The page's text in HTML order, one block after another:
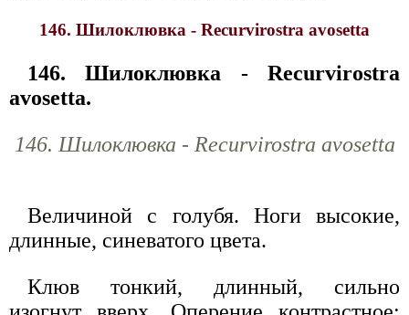
146. Шилоклювка - Recurvirostra avosetta
146. Шилоклювка - Recurvirostra
avosetta.
146. Шилоклювка - Recurvirostra avosetta
Величиной с голубя. Ноги высокие,
длинные, синеватого цвета.
Клюв тонкий, длинный, сильно